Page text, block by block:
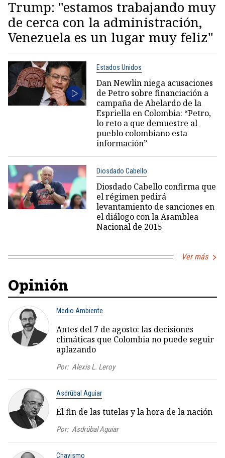
Trump: "estamos trabajando muy
de cerca con la administración,
Venezuela es un lugar muy feliz"
Estados Unidos
Dan Newlin niega acusaciones
de Petro sobre financiación a
campaña de Abelardo de la
Espriella en Colombia: “Petro,
lo reto a que demuestre al
pueblo colombiano esta
información”
Diosdado Cabello
Diosdado Cabello confirma que
el régimen pedirá
levantamiento de sanciones en
el diálogo con la Asamblea
Nacional de 2015
Ver más
Opinión
Medio Ambiente
Antes del 7 de agosto: las decisiones
climáticas que Colombia no puede seguir
aplazando
Por: Alexis L. Leroy
Asdrúbal Aguiar
El fin de las tutelas y la hora de la nación
Por: Asdrúbal Aguiar
Chavismo